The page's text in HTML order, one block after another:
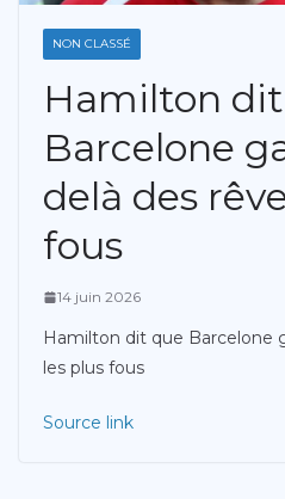
NON CLASSÉ
Hamilton
Barcelone
delà des
fous
14 juin 2026
Hamilton dit que Barcelone
les plus fous
Source link